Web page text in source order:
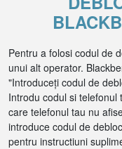
Pentru a folosi codul de
unui alt operator.
"Introduceți codul de
Introdu codul si telefonul
care telefonul tau nu
introduce codul de
pentru instructiuni